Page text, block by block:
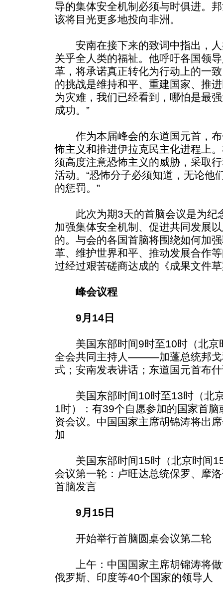
导的集体安全机制必须与时俱进。
该将目光更多地投向非洲。
安南在接下来的致词中指出，人
关乎全人类的福祉。他呼吁各国领
革，将承诺真正转化为行动上的一
的挑战是维持和平、重建国家、推
为灾难，我们已经看到，哪怕是最
成功。”
作为本届峰会的东道国元首，布
怖主义和推进伊拉克民主化进程上
须高度注意恐怖主义的威胁，采取
活动。“恐怖分子必须知道，无论他
的惩罚。”
此次为期3天的首脑会议是为纪
加强集体安全机制、促进共同发展
的。与会的各国首脑将围绕如何加
革、维护世界和平、推动发展合作
过经过艰苦磋商达成的《成果文件
峰会议程
9月14日
美国东部时间9时至10时（北京
全会共同主持人———加蓬总统邦戈
式；安南发表讲话；东道国元首布
美国东部时间10时至13时（北
1时）：有39个自愿参加的国家首
资会议。中国国家主席胡锦涛将出
加
美国东部时间15时（北京时间15
会议第一轮：卢旺达总统保罗、摩
首脑发言
9月15日
开始举行首脑圆桌会议第二轮
上午：中国国家主席胡锦涛将做
俄罗斯、印度等40个国家的领导人